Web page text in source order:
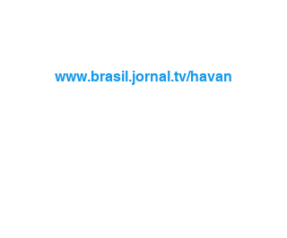
www.brasil.jornal.tv/havan